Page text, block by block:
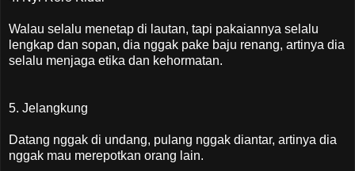
Walau selalu menetap di lautan, tapi pakaiannya selalu
lengkap dan sopan, dia nggak pake baju renang, artinya dia
selalu menjaga etika dan kehormatan.
5. Jelangkung
Datang nggak di undang, pulang nggak diantar, artinya dia
nggak mau merepotkan orang lain.